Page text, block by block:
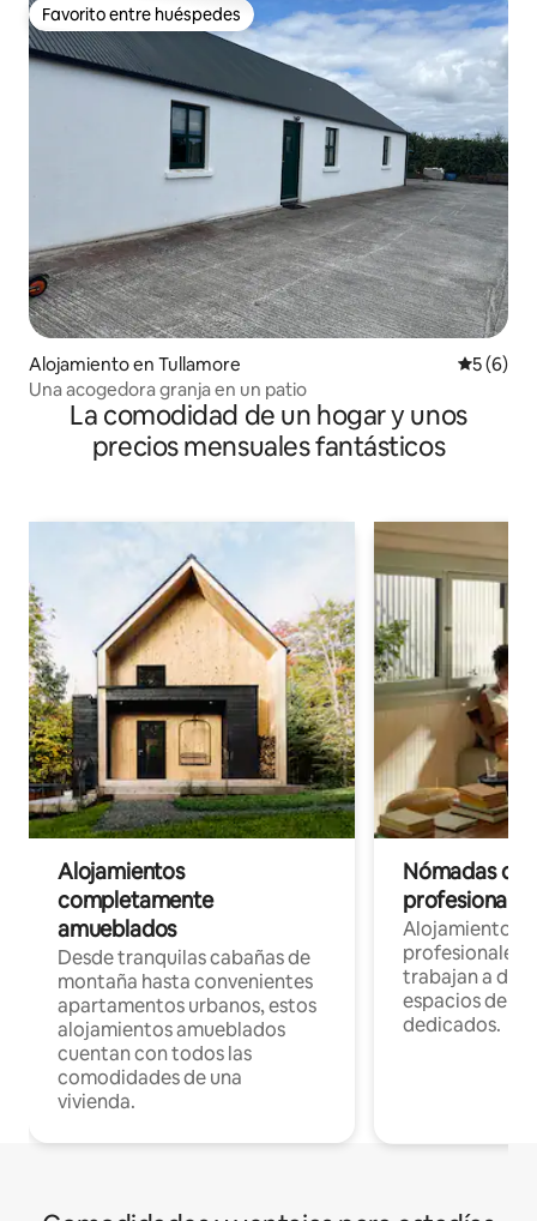
Favorito entre huéspedes
Favorito entre huéspedes
Alojamiento en Tullamore
5 (6)
Una acogedora granja en un patio
La comodidad de un hogar y unos
precios mensuales fantásticos
Alojamientos
completamente
amueblados
Desde tranquilas cabañas de
montaña hasta convenientes
apartamentos urbanos, estos
alojamientos amueblados
cuentan con todos las
comodidades de una
vivienda.
Nómadas
Alojamientos
profesionales
trabajan a
espacios de
dedicados.